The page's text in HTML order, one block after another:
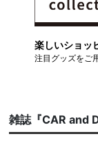
楽しいショッ
注目グッズをご
雑誌『CAR and